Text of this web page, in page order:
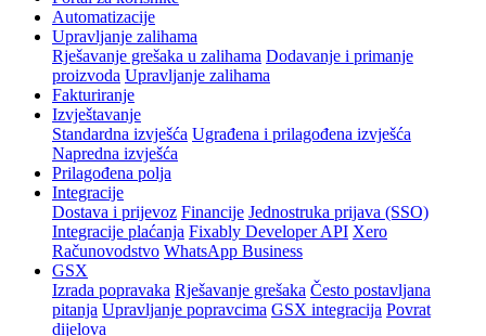
Automatizacije
Upravljanje zalihama
Rješavanje grešaka u zalihama Dodavanje i primanje
proizvoda Upravljanje zalihama
Fakturiranje
Izvještavanje
Standardna izvješća Ugrađena i prilagođena izvješća
Napredna izvješća
Prilagođena polja
Integracije
Dostava i prijevoz Financije Jednostruka prijava (SSO)
Integracije plaćanja Fixably Developer API Xero
Računovodstvo WhatsApp Business
GSX
Izrada popravaka Rješavanje grešaka Često postavljana
pitanja Upravljanje popravcima GSX integracija Povrat
dijelova